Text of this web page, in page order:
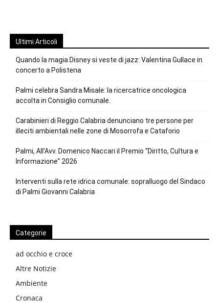
Ultimi Articoli
Quando la magia Disney si veste di jazz: Valentina Gullace in
concerto a Polistena
Palmi celebra Sandra Misale: la ricercatrice oncologica
accolta in Consiglio comunale.
Carabinieri di Reggio Calabria denunciano tre persone per
illeciti ambientali nelle zone di Mosorrofa e Cataforio
Palmi, All’Avv. Domenico Naccari il Premio “Diritto, Cultura e
Informazione” 2026
Interventi sulla rete idrica comunale: sopralluogo del Sindaco
di Palmi Giovanni Calabria
Categorie
ad occhio e croce
Altre Notizie
Ambiente
Cronaca